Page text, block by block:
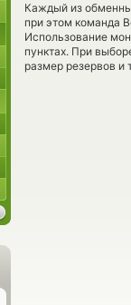
Каждый из
при этом команда
Использование
пунктах. При
размер резервов и